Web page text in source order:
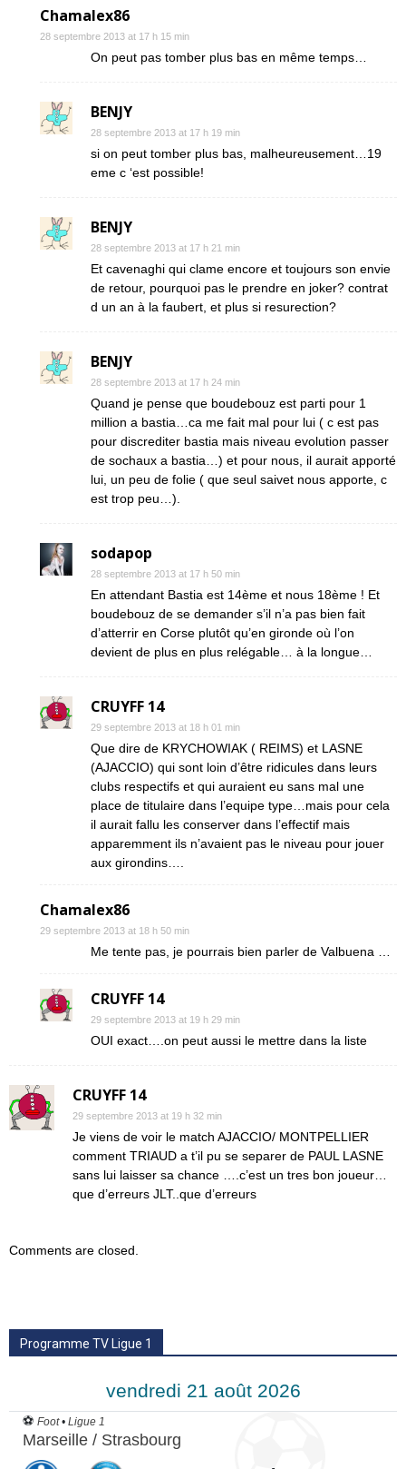
Chamalex86
28 septembre 2013 at 17 h 15 min
On peut pas tomber plus bas en même temps…
BENJY
28 septembre 2013 at 17 h 19 min
si on peut tomber plus bas, malheureusement…19
eme c ‘est possible!
BENJY
28 septembre 2013 at 17 h 21 min
Et cavenaghi qui clame encore et toujours son envie
de retour, pourquoi pas le prendre en joker? contrat
d un an à la faubert, et plus si resurection?
BENJY
28 septembre 2013 at 17 h 24 min
Quand je pense que boudebouz est parti pour 1
million a bastia…ca me fait mal pour lui ( c est pas
pour discrediter bastia mais niveau evolution passer
de sochaux a bastia…) et pour nous, il aurait apporté
lui, un peu de folie ( que seul saivet nous apporte, c
est trop peu…).
sodapop
28 septembre 2013 at 17 h 50 min
En attendant Bastia est 14ème et nous 18ème ! Et
boudebouz de se demander s’il n’a pas bien fait
d’atterrir en Corse plutôt qu’en gironde où l’on
devient de plus en plus relégable… à la longue…
CRUYFF 14
29 septembre 2013 at 18 h 01 min
Que dire de KRYCHOWIAK ( REIMS) et LASNE
(AJACCIO) qui sont loin d’être ridicules dans leurs
clubs respectifs et qui auraient eu sans mal une
place de titulaire dans l’equipe type…mais pour cela
il aurait fallu les conserver dans l’effectif mais
apparemment ils n’avaient pas le niveau pour jouer
aux girondins….
Chamalex86
29 septembre 2013 at 18 h 50 min
Me tente pas, je pourrais bien parler de Valbuena …
CRUYFF 14
29 septembre 2013 at 19 h 29 min
OUI exact….on peut aussi le mettre dans la liste
CRUYFF 14
29 septembre 2013 at 19 h 32 min
Je viens de voir le match AJACCIO/ MONTPELLIER
comment TRIAUD a t’il pu se separer de PAUL LASNE
sans lui laisser sa chance ….c’est un tres bon joueur…
que d’erreurs JLT..que d’erreurs
Comments are closed.
Programme TV Ligue 1